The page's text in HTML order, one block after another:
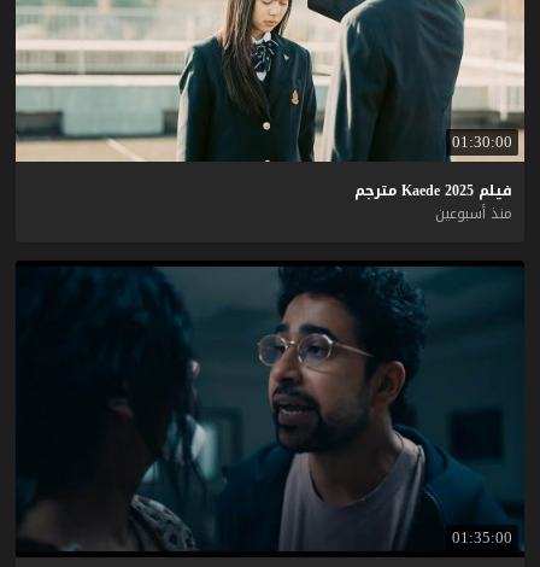
01:30:00
فيلم Kaede 2025
مترجم
منذ أسبوعين
01:35:00